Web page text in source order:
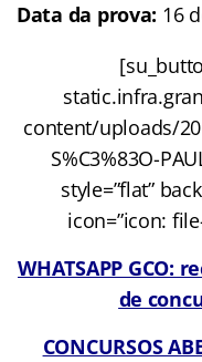
Data da prova: 16
content/uploads/
S%C3%83O-
style=”flat”
icon=”icon:
WHATSAPP
de
CONCURSOS